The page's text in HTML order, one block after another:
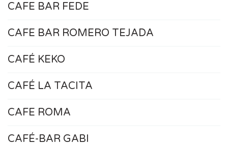
CAFE BAR FEDE
CAFE BAR ROMERO TEJADA
CAFÉ KEKO
CAFÉ LA TACITA
CAFE ROMA
CAFÉ-BAR GABI